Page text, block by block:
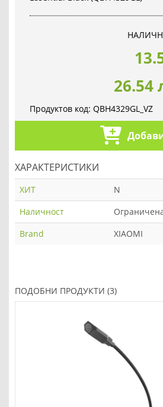
26.54
Продуктов код: QBH4329GL_VZ
ХАРАКТЕРИСТИКИ
ХИТ
N
Наличност
Brand
XIAOMI
ПОДОБНИ ПРОДУКТИ (3)